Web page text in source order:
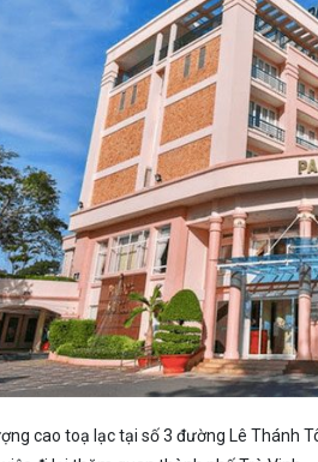
cao toạ lạc tại số 3 đường Lê Thánh